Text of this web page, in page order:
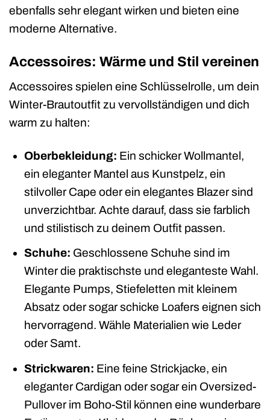
ebenfalls sehr elegant wirken und bieten eine
moderne Alternative.
Accessoires: Wärme und Stil vereinen
Accessoires spielen eine Schlüsselrolle, um dein
Winter-Brautoutfit zu vervollständigen und dich
warm zu halten:
Oberbekleidung: Ein schicker Wollmantel,
ein eleganter Mantel aus Kunstpelz, ein
stilvoller Cape oder ein elegantes Blazer sind
unverzichtbar. Achte darauf, dass sie farblich
und stilistisch zu deinem Outfit passen.
Schuhe: Geschlossene Schuhe sind im
Winter die praktischste und eleganteste Wahl.
Elegante Pumps, Stiefeletten mit kleinem
Absatz oder sogar schicke Loafers eignen sich
hervorragend. Wähle Materialien wie Leder
oder Samt.
Strickwaren: Eine feine Strickjacke, ein
eleganter Cardigan oder sogar ein Oversized-
Pullover im Boho-Stil können eine wunderbare